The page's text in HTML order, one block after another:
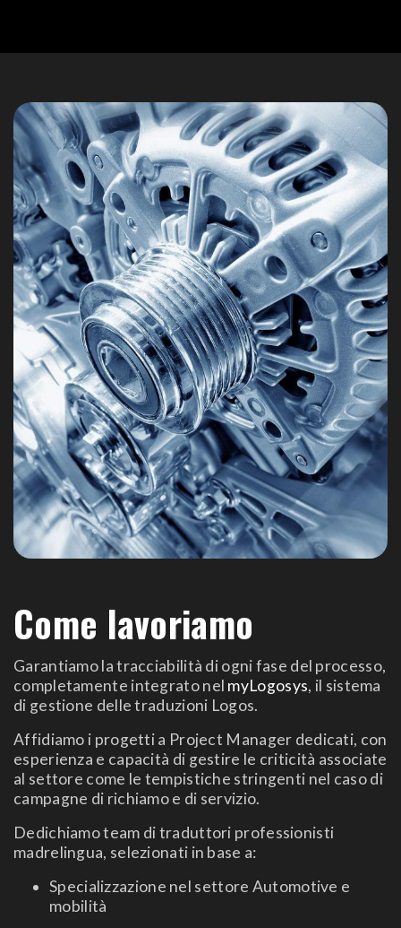
Come lavoriamo
Garantiamo la tracciabilità di ogni fase del processo,
completamente integrato nel myLogosys, il sistema
di gestione delle traduzioni Logos.
Affidiamo i progetti a Project Manager dedicati, con
esperienza e capacità di gestire le criticità associate
al settore come le tempistiche stringenti nel caso di
campagne di richiamo e di servizio.
Dedichiamo team di traduttori professionisti
madrelingua, selezionati in base a:
Specializzazione nel settore Automotive e
mobilità